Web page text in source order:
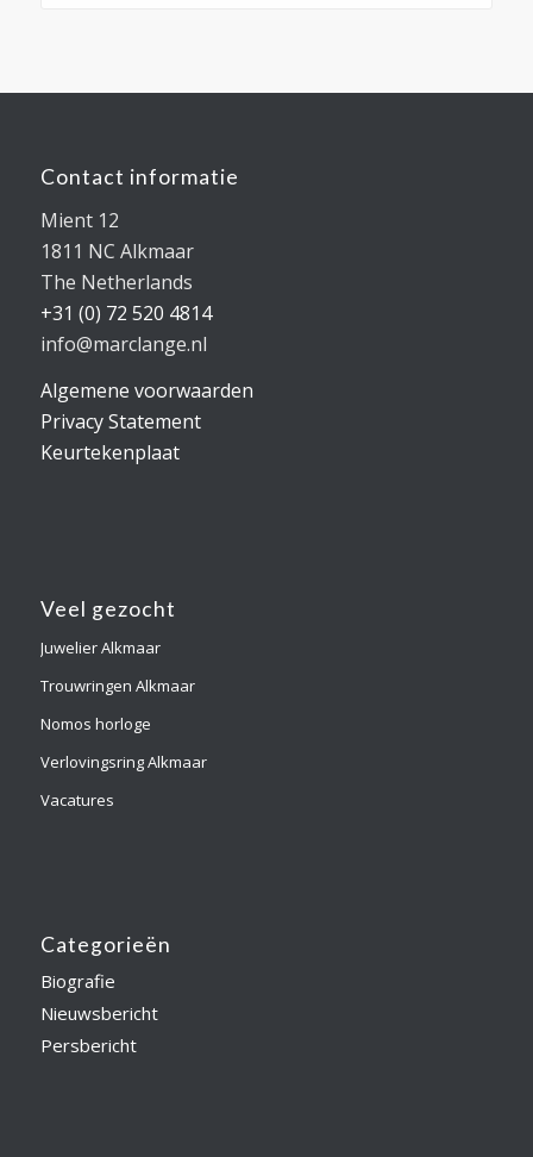
Contact informatie
Mient 12
1811 NC Alkmaar
The Netherlands
+31 (0) 72 520 4814
info@marclange.nl
Algemene voorwaarden
Privacy Statement
Keurtekenplaat
Veel gezocht
Juwelier Alkmaar
Trouwringen Alkmaar
Nomos horloge
Verlovingsring Alkmaar
Vacatures
Categorieën
Biografie
Nieuwsbericht
Persbericht